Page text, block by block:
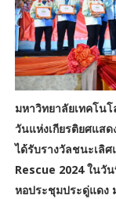
มหาวิทยาลัยเทคโน
วันแห่งเกียรติยศแส
ได้รับรางวัลชนะเลิ
Rescue 2024 ในวั
หอประชุมประดู่แดง